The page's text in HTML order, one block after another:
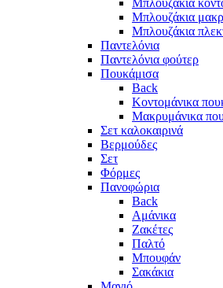
Μπλουζάκια
Μπλουζάκια
Μπλουζάκια
Παντελόνια
Παντελόνια φούτερ
Πουκάμισα
Back
Κοντομάνικα
Μακρυμάνικα
Σετ καλοκαιρινά
Βερμούδες
Σετ
Φόρμες
Πανοφώρια
Back
Αμάνικα
Ζακέτες
Παλτό
Μπουφάν
Σακάκια